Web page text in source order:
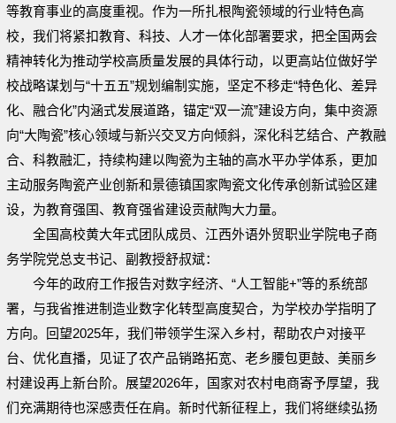
等教育事业的高度重视。作为一所扎根陶瓷领域的行业特色高
校，我们将紧扣教育、科技、人才一体化部署要求，把全国两会
精神转化为推动学校高质量发展的具体行动，以更高站位做好学
校战略谋划与“十五五”规划编制实施，坚定不移走“特色化、差异
化、融合化”内涵式发展道路，锚定“双一流”建设方向，集中资源
向“大陶瓷”核心领域与新兴交叉方向倾斜，深化科艺结合、产教融
合、科教融汇，持续构建以陶瓷为主轴的高水平办学体系，更加
主动服务陶瓷产业创新和景德镇国家陶瓷文化传承创新试验区建
设，为教育强国、教育强省建设贡献陶大力量。
全国高校黄大年式团队成员、江西外语外贸职业学院电子商
务学院党总支书记、副教授舒叔斌：
今年的政府工作报告对数字经济、“人工智能+”等的系统部
署，与我省推进制造业数字化转型高度契合，为学校办学指明了
方向。回望2025年，我们带领学生深入乡村，帮助农户对接平
台、优化直播，见证了农产品销路拓宽、老乡腰包更鼓、美丽乡
村建设再上新台阶。展望2026年，国家对农村电商寄予厚望，我
们充满期待也深感责任在肩。新时代新征程上，我们将继续弘扬